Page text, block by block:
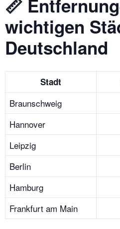
📏
wichtigen
Deutschland
Stadt
Braunschweig
Hannover
Leipzig
Berlin
Hamburg
Frankfurt am Main